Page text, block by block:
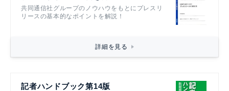
共同通信社グループのノウハウをもとにプレスリ
リースの基本的なポイントを解説！
詳細を見る
記者ハンドブック第14版